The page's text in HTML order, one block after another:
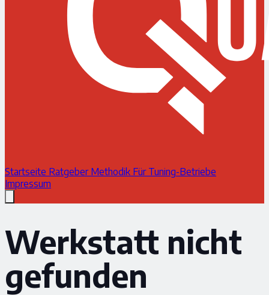
Startseite Ratgeber Methodik Für Tuning-Betriebe
Impressum
Werkstatt nicht
gefunden